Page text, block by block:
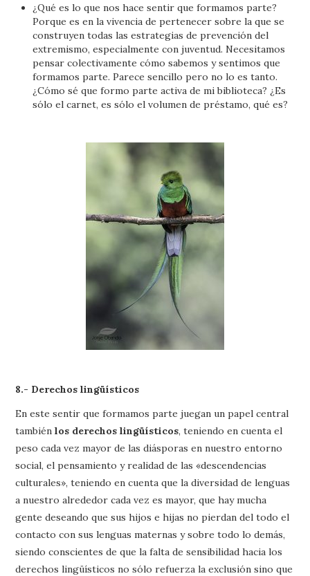
¿Qué es lo que nos hace sentir que formamos parte?
Porque es en la vivencia de pertenecer sobre la que se
construyen todas las estrategias de prevención del
extremismo, especialmente con juventud. Necesitamos
pensar colectivamente cómo sabemos y sentimos que
formamos parte. Parece sencillo pero no lo es tanto.
¿Cómo sé que formo parte activa de mi biblioteca? ¿Es
sólo el carnet, es sólo el volumen de préstamo, qué es?
8.- Derechos lingüísticos
En este sentir que formamos parte juegan un papel central
tambiénlos derechos lingüísticos, teniendo en cuenta el
peso cada vez mayor de las diásporas en nuestro entorno
social, el pensamiento y realidad de las «descendencias
culturales», teniendo en cuenta que la diversidad de lenguas
a nuestro alrededor cada vez es mayor, que hay mucha
gente deseando que sus hijos e hijas no pierdan del todo el
contacto con sus lenguas maternas y sobre todo lo demás,
siendo conscientes de que la falta de sensibilidad hacia los
derechos lingüísticos no sólo refuerza la exclusión sino que